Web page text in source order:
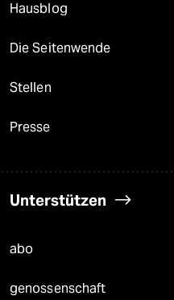
Hausblog
Die Seitenwende
Stellen
Presse
Unterstützen
abo
genossenschaft